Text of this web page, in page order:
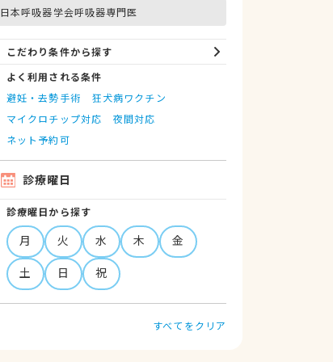
日本呼吸器学会呼吸器専門医
こだわり条件から探す
よく利用される条件
避妊・去勢手術
狂犬病ワクチン
マイクロチップ対応
夜間対応
ネット予約可
診療曜日
診療曜日から探す
月 火 水 木
金
土
日 祝
すべてをクリア